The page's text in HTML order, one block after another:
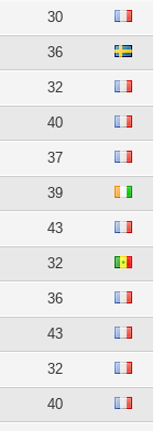
30
36
32
40
37
39
43
32
36
43
32
40